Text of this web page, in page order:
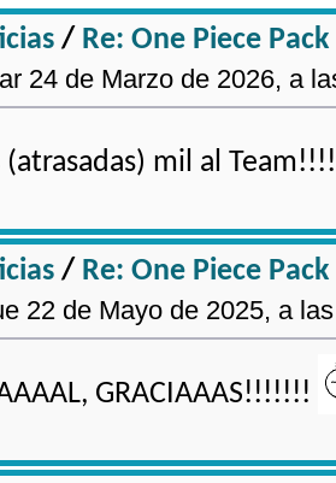
/ Re: One Piece
24 de Marzo de 2026, a
(atrasadas) mil al
/ Re: One Piece
22 de Mayo de 2025, a
GRACIAAAS!!!!!!!